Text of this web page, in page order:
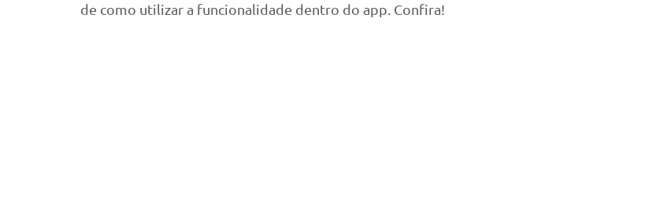
de como utilizar a funcionalidade dentro do app. Confira!